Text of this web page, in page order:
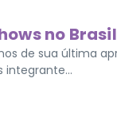
no
de sua última
integrante...